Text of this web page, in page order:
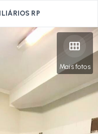
RP
Mais fotos